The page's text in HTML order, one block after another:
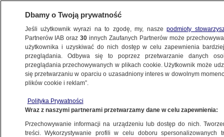
POLSKA
Ziobry? Bodnar wnioskuje o zgodę Sejmu
22.11.2024, 12:45
Dbamy o Twoją prywatność
Jeśli użytkownik wyrazi na to zgodę, my, naszepodmioty
Partnerów IAB oraz30 innych Zaufanych Partnerów może
użytkownika i uzyskiwać do nich dostęp w celu zapewnienia
przeglądania. Odbywa się to poprzez przetwarzanie danych
przeglądania przechowywanych w plikach cookie. Użytkownik może
się przetwarzaniu w oparciu o uzasadniony interes w dowolnym
plików cookie i reklam”.
Polityka Prywatności
Wraz z naszymi partnerami przetwarzamy dane w celu zapewnienia:
Przechowywanie informacji na urządzeniu lub dostęp do nich.
treści. Wykorzystywanie profili w celu doboru spersonalizowanych